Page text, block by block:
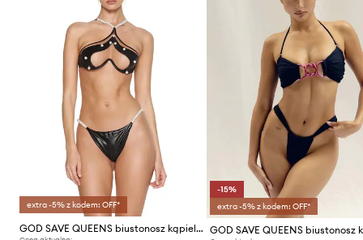
extra -5% z kodem: OFF*
GOD SAVE QUEENS biustonosz kąpielowy MIA TOP
-15%
extra -5% z kodem: OFF*